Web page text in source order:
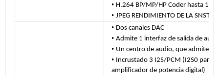
• H.264 BP/MP/HP Coder hasta
• JPEG RENDIMIENTO DE LA
• Dos canales DAC
• Admite 1 interfaz de salida de
• Un centro de audio, que admite la
• Incrustado 3 I2S/PCM (I2S0 para
amplificador de potencia digital)